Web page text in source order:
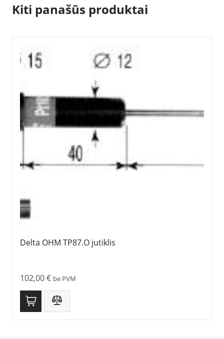
Kiti panašūs produktai
Delta OHM TP87.O jutiklis
102,00€ be PVM